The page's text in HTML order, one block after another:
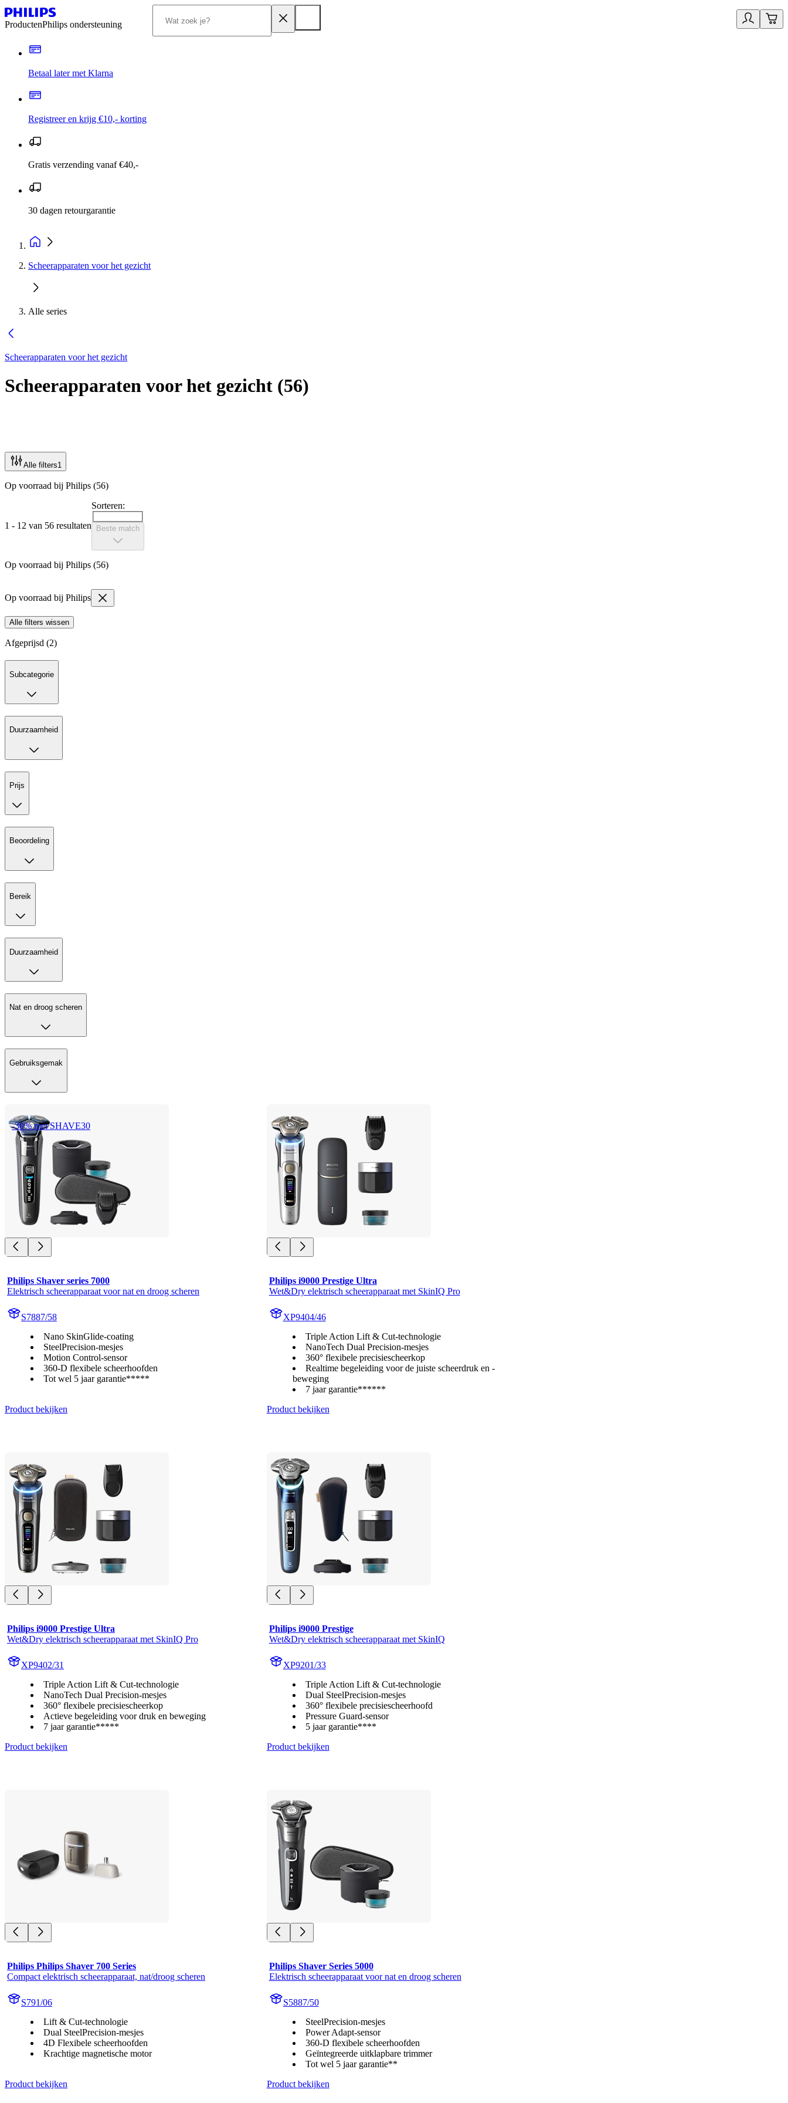
ProductenPhilips ondersteuning
Betaal later met Klarna
Registreer en krijg €10,- korting
Gratis verzending vanaf €40,-
30 dagen retourgarantie
Scheerapparaten voor het gezicht
Alle series
Scheerapparaten voor het gezicht
Scheerapparaten voor het gezicht (56)
Alle filters1
Op voorraad bij Philips (56)
1 - 12 van 56 resultaten
Sorteren:
Beste match
Op voorraad bij Philips (56)
Op voorraad bij Philips
Alle filters wissen
Afgeprijsd (2)
Subcategorie
Duurzaamheid
Prijs
Beoordeling
Bereik
Duurzaamheid
Nat en droog scheren
Gebruiksgemak
-30% met SHAVE30
Philips Shaver series 7000
Elektrisch scheerapparaat voor nat en droog scheren
S7887/58
Nano SkinGlide-coating
SteelPrecision-mesjes
Motion Control-sensor
360-D flexibele scheerhoofden
Tot wel 5 jaar garantie*****
Product bekijken
Philips i9000 Prestige Ultra
Wet&Dry elektrisch scheerapparaat met SkinIQ Pro
XP9404/46
Triple Action Lift & Cut-technologie
NanoTech Dual Precision-mesjes
360° flexibele precisiescheerkop
Realtime begeleiding voor de juiste scheerdruk en -
beweging
7 jaar garantie******
Product bekijken
Philips i9000 Prestige Ultra
Wet&Dry elektrisch scheerapparaat met SkinIQ Pro
XP9402/31
Triple Action Lift & Cut-technologie
NanoTech Dual Precision-mesjes
360° flexibele precisiescheerkop
Actieve begeleiding voor druk en beweging
7 jaar garantie*****
Product bekijken
Philips i9000 Prestige
Wet&Dry elektrisch scheerapparaat met SkinIQ
XP9201/33
Triple Action Lift & Cut-technologie
Dual SteelPrecision-mesjes
360° flexibele precisiescheerhoofd
Pressure Guard-sensor
5 jaar garantie****
Product bekijken
Philips Philips Shaver 700 Series
Compact elektrisch scheerapparaat, nat/droog scheren
S791/06
Lift & Cut-technologie
Dual SteelPrecision-mesjes
4D Flexibele scheerhoofden
Krachtige magnetische motor
Product bekijken
Philips Shaver Series 5000
Elektrisch scheerapparaat voor nat en droog scheren
S5887/50
SteelPrecision-mesjes
Power Adapt-sensor
360-D flexibele scheerhoofden
Geïntegreerde uitklapbare trimmer
Tot wel 5 jaar garantie**
Product bekijken